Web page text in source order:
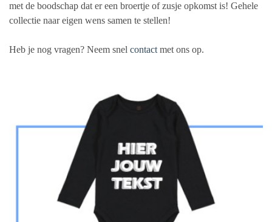
met de boodschap dat er een broertje of zusje opkomst is! Gehele
collectie naar eigen wens samen te stellen!
Heb je nog vragen? Neem snel contactmet ons op.